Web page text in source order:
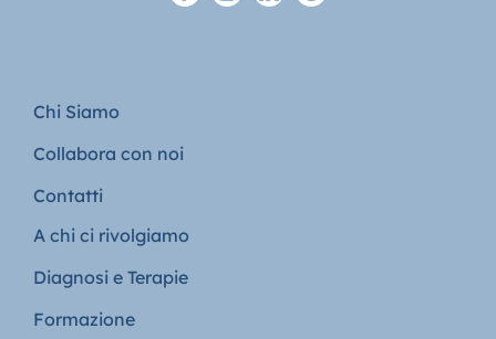
Chi Siamo
Collabora con noi
Contatti
A chi ci rivolgiamo
Diagnosi e Terapie
Formazione